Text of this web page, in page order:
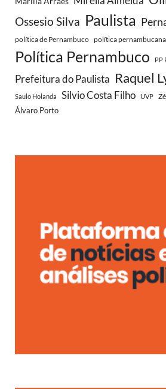
Ossesio Silva Paulista
política de Pernambuco política pernambucana
Política Pernambuco PP
Prefeitura do Paulista Raquel
Saulo Holanda Silvio Costa Filho UVP
Álvaro Porto